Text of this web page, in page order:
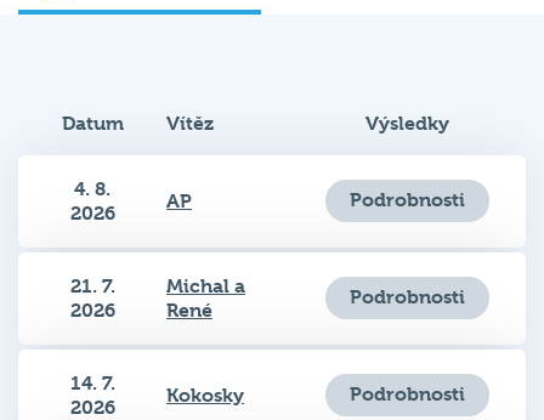
Datum Vítěz Výsledky
4. 8.
2026
AP Podrobnosti
21. 7.
2026
Michal a
René
Podrobnosti
14. 7.
2026
Kokosky Podrobnosti